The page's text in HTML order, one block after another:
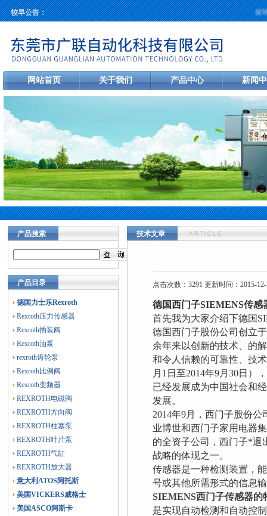
较早公告： 旋转
网站首页 关于我们 产品中心 新闻
产品搜索
产品目录
德国力士乐Rexroth
Rexroth压力传感器
Rexroth插装阀
Rexroth油泵
rexroth齿轮泵
Rexroth比例阀
Rexroth变频器
REXROTH电磁阀
REXROTH方向阀
REXROTH柱塞泵
REXROTH叶片泵
REXROTH气缸
REXROTH放大器
意大利ATOS阿托斯
美国VICKERS威格士
美国ASCO阿斯卡
技术文章
点击次数：3291 更新时间：2015-
德国西门子SIEMENS传感
首先我为大家介绍下德国
德国西门子股份公司创立
余年来以创新的技术、的
和令人信赖的可靠性、技
月1日至2014年9月30日）
已经发展成为中国社会和
发展。
2014年9月，西门子股份
业博世和西门子家用电器
的全资子公司，西门子*退
战略的体现之一。
传感器是一种检测装置，
号或其他所需形式的信息
SIEMENS西门子传感器的
是实现自动检测和自动控